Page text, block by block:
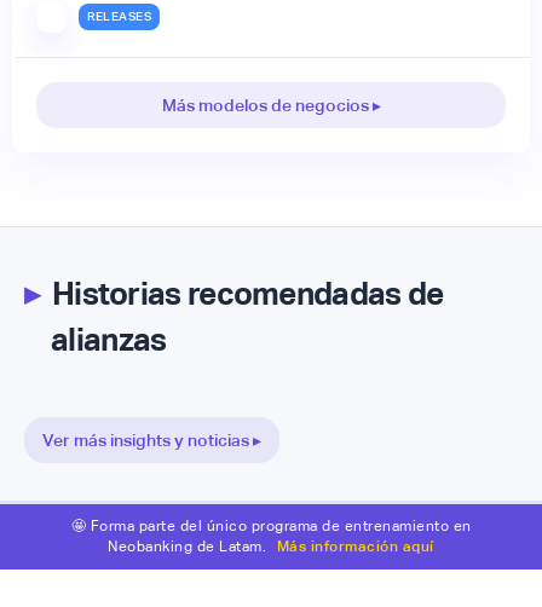
RELEASES
Más modelos de negocios ▸
▸Historias recomendadas de
alianzas
Ver más insights y noticias ▸
🤩 Forma parte del único programa de entrenamiento en
Neobanking de Latam.
Más información aquí